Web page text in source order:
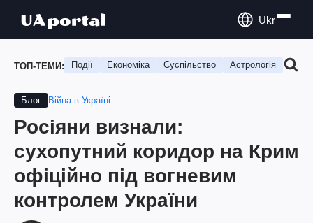
Ukr
ТОП-ТЕМИ: Події Економіка Суспільство Астрологія
Блог Війна в Україні
Росіяни визнали:
сухопутний коридор на Крим
офіційно під вогневим
контролем України